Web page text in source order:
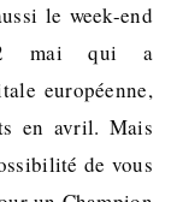
le week-end
mai qui a
européenne,
en avril. Mais
de vous